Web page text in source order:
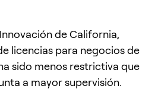
de California,
licencias para negocios de
sido menos restrictiva que
a mayor supervisión.